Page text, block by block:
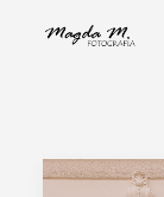
POZNAJ MNIE